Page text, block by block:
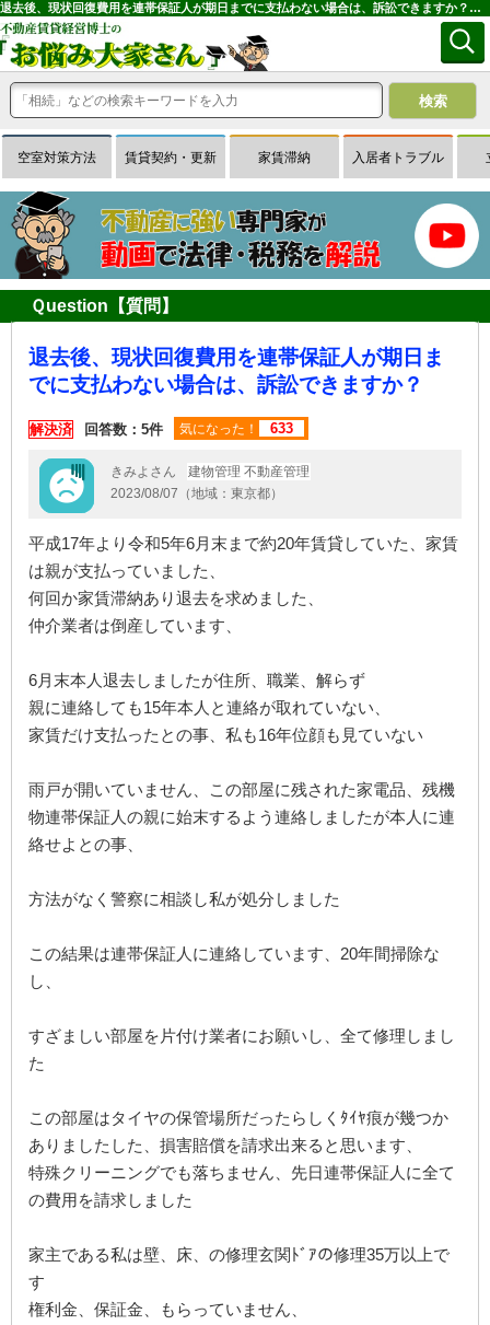
退去後、現状回復費用を連帯保証人が期日までに支払わない場合は、訴訟できますか？｜専門家に無料相談できる賃貸経営Ｑ＆Ａサイトはお悩み大家さん
空室対策方法 賃貸契約・更新 家賃滞納 入居者トラブル
Ｑuestion【質問】
退去後、現状回復費用を連帯保証人が期日ま
でに支払わない場合は、訴訟できますか？
解決済 回答数：5件 気になった！ 633
きみよさん
建物管理 不動産管理
2023/08/07（地域：東京都）
平成17年より令和5年6月末まで約20年賃貸していた、家賃
は親が支払っていました、
何回か家賃滞納あり退去を求めました、
仲介業者は倒産しています、
6月末本人退去しましたが住所、職業、解らず
親に連絡しても15年本人と連絡が取れていない、
家賃だけ支払ったとの事、私も16年位顔も見ていない
雨戸が開いていません、この部屋に残された家電品、残機
物連帯保証人の親に始末するよう連絡しましたが本人に連
絡せよとの事、
方法がなく警察に相談し私が処分しました
この結果は連帯保証人に連絡しています、20年間掃除な
し、
すざましい部屋を片付け業者にお願いし、全て修理しまし
た
この部屋はタイヤの保管場所だったらしくﾀｲﾔ痕が幾つか
ありましたした、損害賠償を請求出来ると思います、
特殊クリーニングでも落ちません、先日連帯保証人に全て
の費用を請求しました
家主である私は壁、床、の修理玄関ﾄﾞｱの修理35万以上で
す
権利金、保証金、もらっていません、